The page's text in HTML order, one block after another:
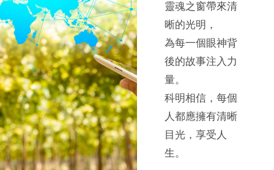
靈魂之窗帶來清
晰的光明，
為每一個眼神背
後的故事注入力
量。
科明相信，每個
人都應擁有清晰
目光，享受人
生。